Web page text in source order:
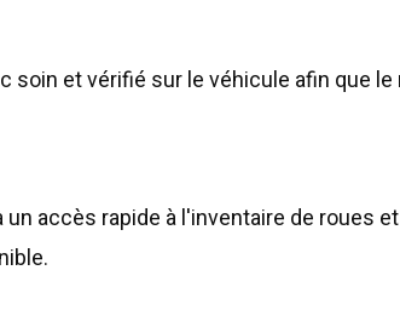
et vérifié sur le véhicule afin que
accès rapide à l'inventaire de roues